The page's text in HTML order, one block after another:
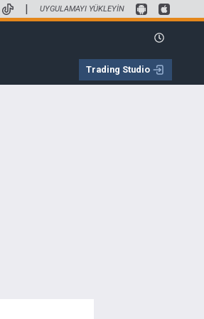
| UYGULAMAYI YÜKLEYIN
Trading Studio